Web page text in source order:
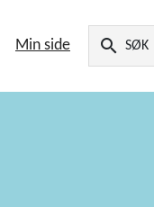
Min side search SØK